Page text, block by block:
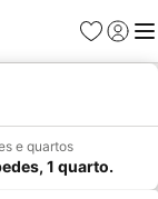
Favoritos
Iniciar
e quartos
1 quarto.